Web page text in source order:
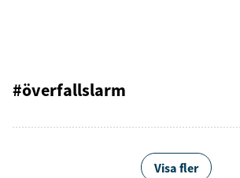
#överfallslarm
Visa fler